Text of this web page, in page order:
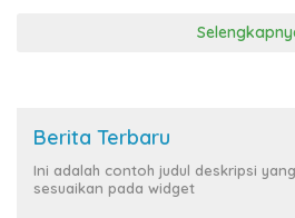
Berita Terbaru
Ini adalah contoh judul deskripsi
sesuaikan pada widget